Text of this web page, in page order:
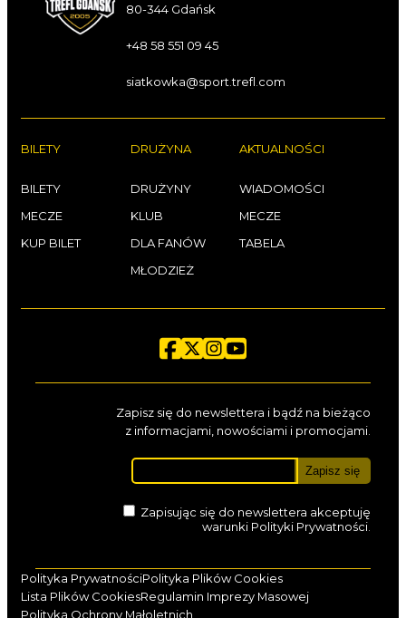
80-344 Gdańsk
+48 58 551 09 45
siatkowka@sport.trefl.com
BILETY
BILETY
MECZE
KUP BILET
DRUŻYNA
DRUŻYNY
KLUB
DLA FANÓW
MŁODZIEŻ
AKTUALNOŚCI
WIADOMOŚCI
MECZE
TABELA
Zapisz się do newslettera i bądź na bieżąco
z informacjami, nowościami i promocjami.
Zapisując się do newslettera akceptuję
warunki Polityki Prywatności
Polityka PrywatnościPolityka Plików Cookies
Lista Plików CookiesRegulamin Imprezy Masowej
Polityka Ochrony Małoletnich